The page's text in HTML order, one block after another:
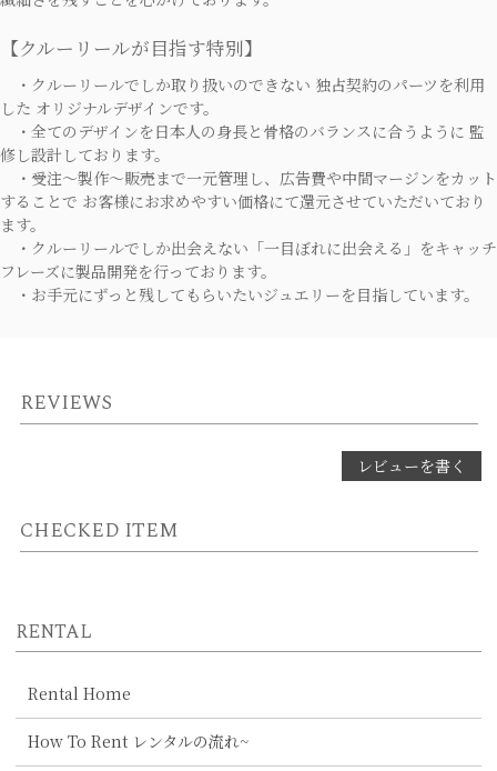
【クルーリールが目指す特別】
・クルーリールでしか取り扱いのできない 独占契約のパーツを利用
した オリジナルデザインです。
・全てのデザインを日本人の身長と骨格のバランスに合うように 監
修し設計しております。
・受注～製作～販売まで一元管理し、広告費や中間マージンをカット
することで お客様にお求めやすい価格にて還元させていただいており
ます。
・クルーリールでしか出会えない「一目ぼれに出会える」をキャッチ
フレーズに製品開発を行っております。
・お手元にずっと残してもらいたいジュエリーを目指しています。
REVIEWS
レビューを書く
CHECKED ITEM
RENTAL
Rental Home
How To Rent レンタルの流れ~